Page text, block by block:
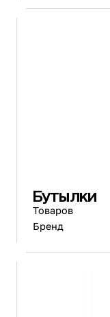
Бутылки
Товаров
Бренд